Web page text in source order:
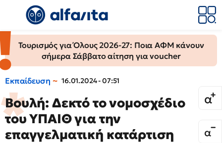
Τουρισμός για Όλους 2026-27: Ποια ΑΦΜ κάνουν
σήμερα Σάββατο αίτηση για voucher
Εκπαίδευση 16.01.2024 - 07:51
Βουλή: Δεκτό το νομοσχέδιο
του ΥΠΑΙΘ για την
επαγγελματική κατάρτιση